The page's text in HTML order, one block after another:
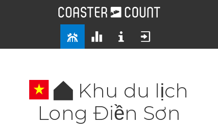
Khu du lịch
Long Điền Sơn